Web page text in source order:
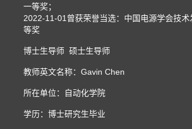
一等奖；
2022-11-01曾获荣誉当选：中国电源学会技术
等奖
博士生导师 硕士生导师
教师英文名称：Gavin Chen
所在单位：自动化学院
学历：博士研究生毕业